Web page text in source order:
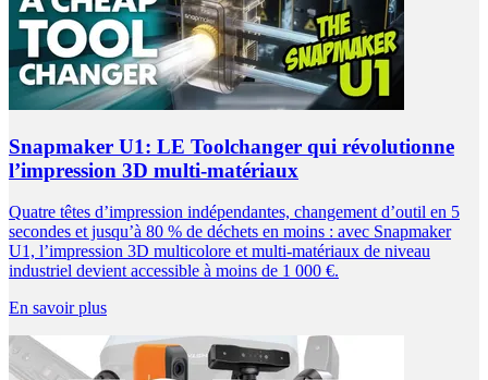
Snapmaker U1: LE Toolchanger qui révolutionne
l’impression 3D multi-matériaux
Quatre têtes d’impression indépendantes, changement d’outil en 5
secondes et jusqu’à 80 % de déchets en moins : avec Snapmaker
U1, l’impression 3D multicolore et multi-matériaux de niveau
industriel devient accessible à moins de 1 000 €.
En savoir plus